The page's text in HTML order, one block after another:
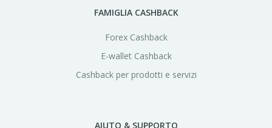
FAMIGLIA CASHBACK
Forex Cashback
E-wallet Cashback
Cashback per prodotti e servizi
AIUTO & SUPPORTO